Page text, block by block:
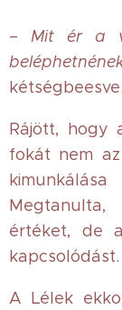
–Mit ér a
kétségbeesve.
Rájött, hogy
fokát nem
értéket, de
kapcsolódást.
A Lélek